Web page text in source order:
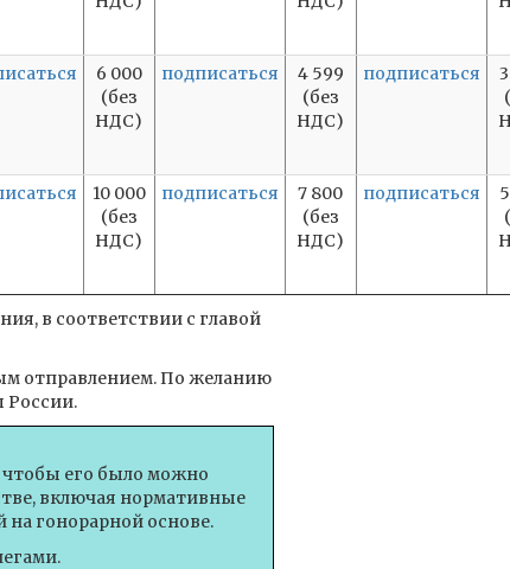
6 000
(без
НДС)
подписаться
4 599
(без
НДС)
подписаться
10 000
(без
НДС)
подписаться
7 800
(без
НДС)
подписаться
в соответствии с главой
отправлением. По желанию
России.
чтобы его было можно
включая нормативные
гонорарной основе.